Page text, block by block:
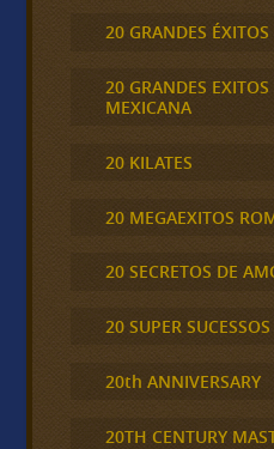
20 GRANDES ÉXITOS
20 GRANDES
MEXICANA
20 KILATES
20 MEGAEXITOS
20 SECRETOS DE
20 SUPER SUCESSOS
20th ANNIVERSARY
20TH CENTURY